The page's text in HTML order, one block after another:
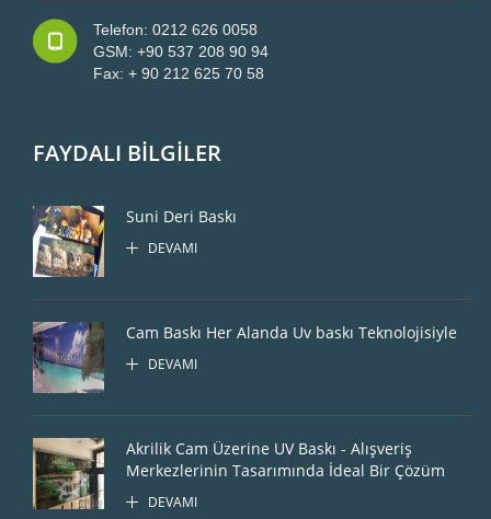
Telefon: 0212 626 0058
GSM: +90 537 208 90 94
Fax: + 90 212 625 70 58
FAYDALI BİLGİLER
Suni Deri Baskı
DEVAMI
Cam Baskı Her Alanda Uv baskı Teknolojisiyle
DEVAMI
Akrilik Cam Üzerine UV Baskı - Alışveriş
Merkezlerinin Tasarımında İdeal Bir Çözüm
DEVAMI